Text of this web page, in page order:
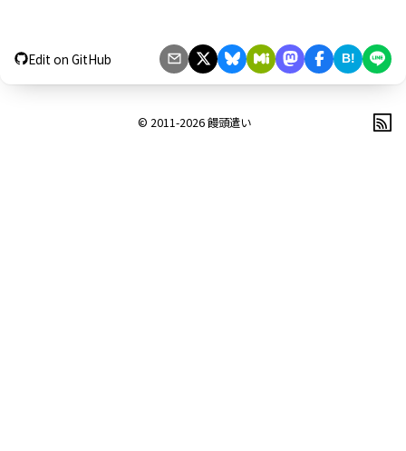
Edit on GitHub B!
© 2011-2026饅頭遣い